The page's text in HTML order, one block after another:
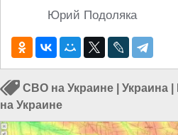
Юрий Подоляка
СВО на Украине Украина
на Украине